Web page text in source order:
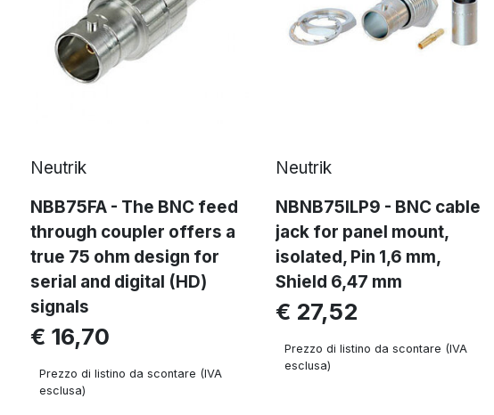
Neutrik
NBB75FA - The BNC feed
through coupler offers a
true 75 ohm design for
serial and digital (HD)
signals
€ 16,70
Prezzo di listino da scontare (IVA
esclusa)
Neutrik
NBNB75ILP9 - BNC cable
jack for panel mount,
isolated, Pin 1,6 mm,
Shield 6,47 mm
€ 27,52
Prezzo di listino da scontare (IVA
esclusa)